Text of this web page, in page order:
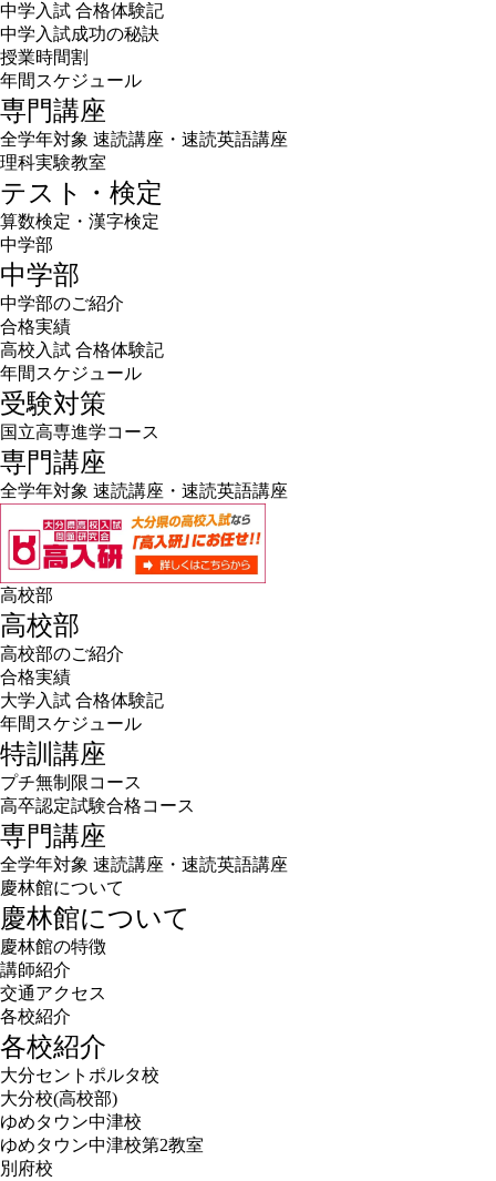
中学入試 合格体験記
中学入試成功の秘訣
授業時間割
年間スケジュール
専門講座
全学年対象 速読講座・速読英語講座
理科実験教室
テスト・検定
算数検定・漢字検定
中学部
中学部
中学部のご紹介
合格実績
高校入試 合格体験記
年間スケジュール
受験対策
国立高専進学コース
専門講座
全学年対象 速読講座・速読英語講座
高校部
高校部
高校部のご紹介
合格実績
大学入試 合格体験記
年間スケジュール
特訓講座
プチ無制限コース
高卒認定試験合格コース
専門講座
全学年対象 速読講座・速読英語講座
慶林館について
慶林館について
慶林館の特徴
講師紹介
交通アクセス
各校紹介
各校紹介
大分セントポルタ校
大分校(高校部)
ゆめタウン中津校
ゆめタウン中津校第2教室
別府校